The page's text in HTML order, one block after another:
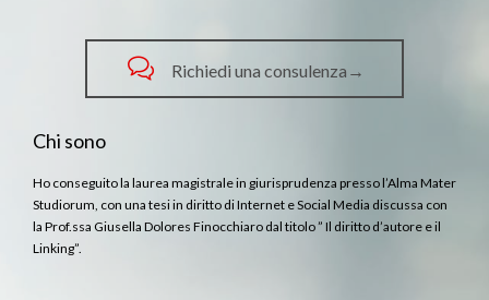
 Richiedi una consulenza→
Chi sono
Ho conseguito la laurea magistrale in giurisprudenza presso l’Alma Mater
Studiorum, con una tesi in diritto di Internet e Social Media discussa con
la Prof.ssa Giusella Dolores Finocchiaro dal titolo ” Il diritto d’autore e il
Linking”.